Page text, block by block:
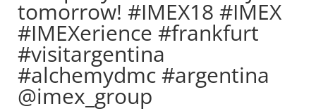
tomorrow! #IMEX18 #IMEX
#IMEXerience #frankfurt
#visitargentina
#alchemydmc #argentina
@imex_group